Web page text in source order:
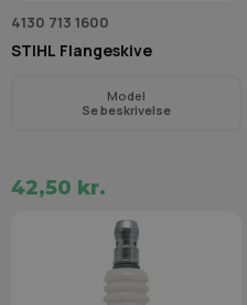
4130 713 1600
STIHL Flangeskive
Model
Se beskrivelse
42,50 kr.